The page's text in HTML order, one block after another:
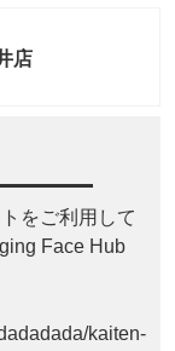
店
をご利用して
Face Hub
kaiten-